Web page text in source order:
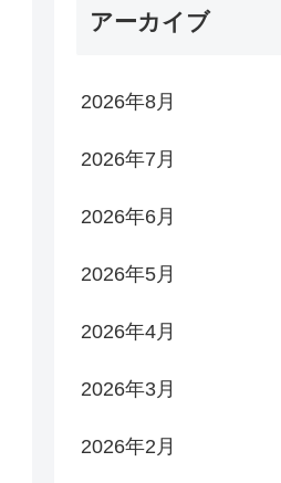
アーカイブ
2026年8月
2026年7月
2026年6月
2026年5月
2026年4月
2026年3月
2026年2月